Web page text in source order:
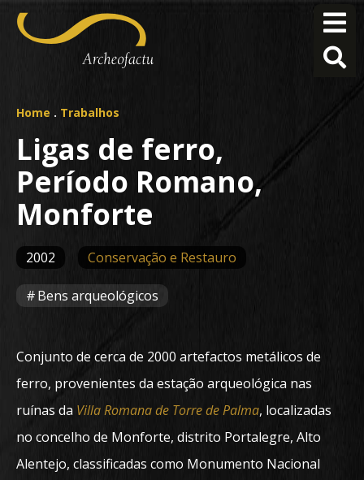
Home . Trabalhos
Ligas de ferro,
Período Romano,
Monforte
2002 Conservação e Restauro
Bens arqueológicos
Conjunto de cerca de 2000 artefactos metálicos de
ferro, provenientes da estação arqueológica nas
ruínas da Villa Romana de Torre de Palma, localizadas
no concelho de Monforte, distrito Portalegre, Alto
Alentejo, classificadas como Monumento Nacional